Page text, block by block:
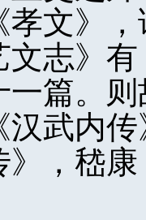
孝文》
文志》
一篇。
汉武内
》，嵇